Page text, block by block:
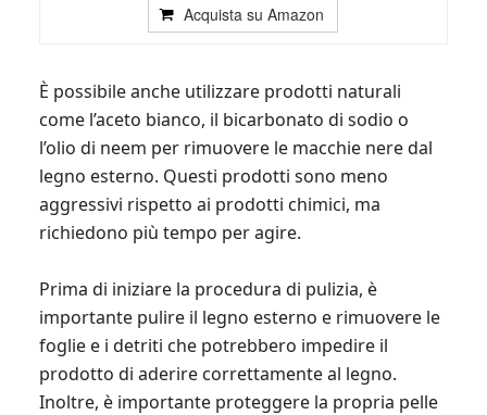
Acquista su Amazon
È possibile anche utilizzare prodotti naturali
come l’aceto bianco, il bicarbonato di sodio o
l’olio di neem per rimuovere le macchie nere dal
legno esterno. Questi prodotti sono meno
aggressivi rispetto ai prodotti chimici, ma
richiedono più tempo per agire.
Prima di iniziare la procedura di pulizia, è
importante pulire il legno esterno e rimuovere le
foglie e i detriti che potrebbero impedire il
prodotto di aderire correttamente al legno.
Inoltre, è importante proteggere la propria pelle